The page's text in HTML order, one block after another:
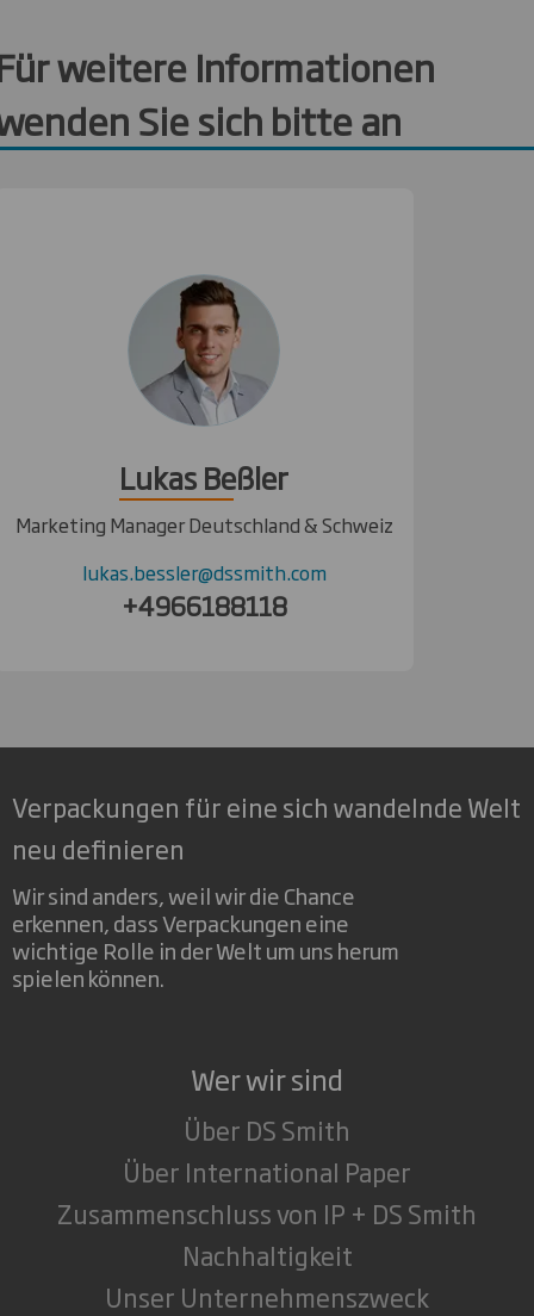
weitere Informationen
Sie sich bitte an
Lukas Beßler
Marketing Manager Deutschland & Schweiz
lukas.bessler@dssmith.com
+4966188118
Verpackungen für eine sich wandelnde Welt
neu definieren
Wir sind anders, weil wir die Chance
erkennen, dass Verpackungen eine
wichtige Rolle in der Welt um uns herum
spielen können.
Wer wir sind
Über DS Smith
Über International Paper
Zusammenschluss von IP + DS Smith
Nachhaltigkeit
Unser Unternehmenszweck